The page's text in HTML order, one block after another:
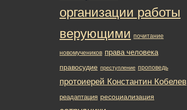
организации работы
верующими почитание
новомучеников права человека
правосудие преступление проповедь
протоиерей Константин Кобелев
реадаптация ресоциализация